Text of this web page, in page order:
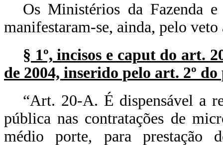
Os Ministérios da Fazenda
manifestaram-se, ainda, pelo
§ 1º, incisos e caput do art.
de 2004, inserido pelo art. 2º
“Art. 20-A. É dispensável a
pública nas contratações de
médio porte, para prestação